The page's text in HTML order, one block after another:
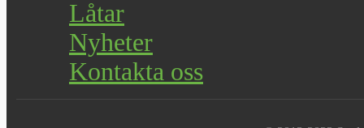
Låtar
Nyheter
Kontakta oss